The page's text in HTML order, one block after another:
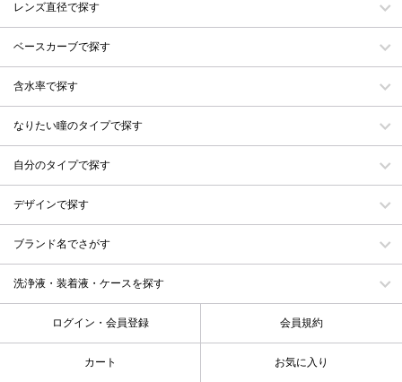
レンズ直径で探す
ベースカーブで探す
含水率で探す
なりたい瞳のタイプで探す
自分のタイプで探す
デザインで探す
ブランド名でさがす
洗浄液・装着液・ケースを探す
ログイン・会員登録 会員規約
カート お気に入り